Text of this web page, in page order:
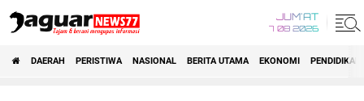
JUM'AT
7 08 2026
DAERAH PERISTIWA NASIONAL BERITA UTAMA EKONOMI PENDIDIKAN